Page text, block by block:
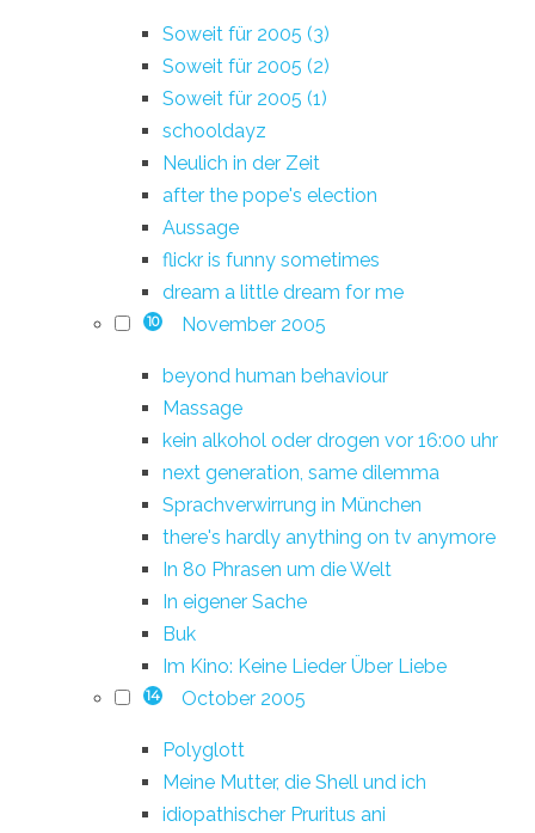
Soweit für 2005 (3)
Soweit für 2005 (2)
Soweit für 2005 (1)
schooldayz
Neulich in der Zeit
after the pope's election
Aussage
flickr is funny sometimes
dream a little dream for me
10 November 2005
beyond human behaviour
Massage
kein alkohol oder drogen vor 16:00 uhr
next generation, same dilemma
Sprachverwirrung in München
there's hardly anything on tv anymore
In 80 Phrasen um die Welt
In eigener Sache
Buk
Im Kino: Keine Lieder Über Liebe
14 October 2005
Polyglott
Meine Mutter, die Shell und ich
idiopathischer Pruritus ani